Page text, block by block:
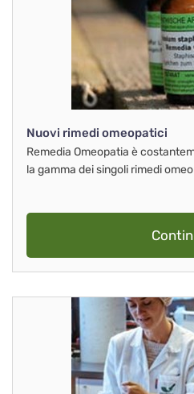
Nuovi rimedi omeopatici
Remedia Omeopatia è
la gamma dei singoli rimedi